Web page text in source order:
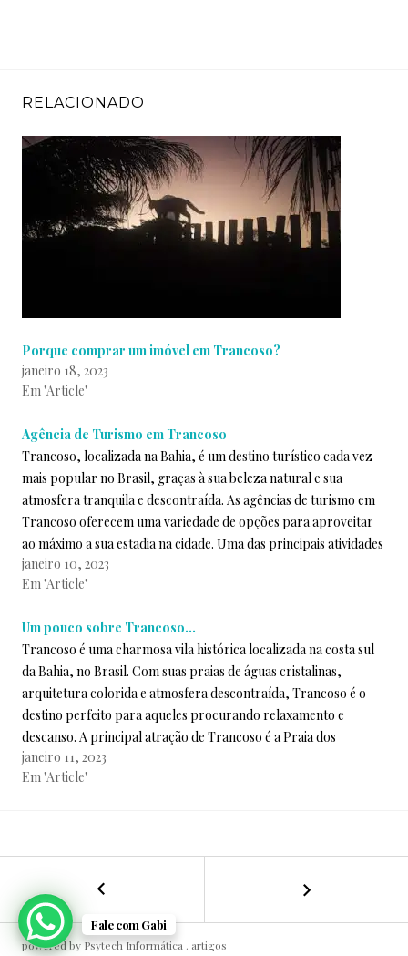
RELACIONADO
Porque comprar um imóvel em Trancoso?
janeiro 18, 2023
Em "Article"
Agência de Turismo em Trancoso
Trancoso, localizada na Bahia, é um destino turístico cada vez
mais popular no Brasil, graças à sua beleza natural e sua
atmosfera tranquila e descontraída. As agências de turismo em
Trancoso oferecem uma variedade de opções para aproveitar
ao máximo a sua estadia na cidade. Uma das principais atividades
oferecidas…
janeiro 10, 2023
Em "Article"
Um pouco sobre Trancoso…
Trancoso é uma charmosa vila histórica localizada na costa sul
da Bahia, no Brasil. Com suas praias de águas cristalinas,
arquitetura colorida e atmosfera descontraída, Trancoso é o
destino perfeito para aqueles procurando relaxamento e
descanso. A principal atração de Trancoso é a Praia dos
Coqueiros, uma praia de areia…
janeiro 11, 2023
Em "Article"
t
a
A
g
NAVEGAÇÃO
DE
pouco
Trancoso…
powered by Psytech Informática . artigos
Fale com Gabi